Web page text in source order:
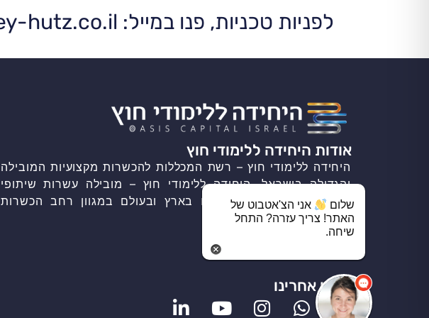
לפניות טכניות, פנו במייל: Cyber@limudey-hutz.co.il
אודות היחידה ללימודי חוץ
היחידה ללימודי חוץ – רשת המכללות להכשרות מקצועיות המובילה
והגדולה בישראל. היחידה ללימודי חוץ – מובילה עשרות שיתופי
פעולה עם הגופים הבכירים בארץ ובעולם במגוון רחב הכשרות
מקצועיות, מגמות ובתי ספר.
עקבו אחרינו
שלום
אני הצ'אטבוט של
האתר! צריך עזרה? התחל
שיחה.